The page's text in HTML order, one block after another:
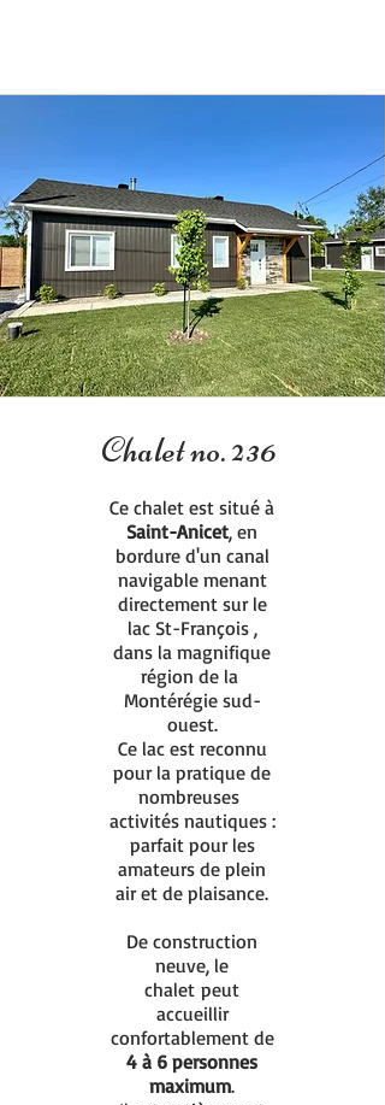
Chalet no. 236
Ce chalet est situé à
Saint-Anicet, en
bordure d'un canal
navigable menant
directement sur le
lac St-François ,
dans la magnifique
région de la
Montérégie sud-
ouest.
Ce lac est reconnu
pour la pratique de
nombreuses
activités nautiques :
parfait pour les
amateurs de plein
air et de plaisance.
De construction
neuve, le
chalet peut
accueillir
confortablement de
4 à 6 personnes
maximum.